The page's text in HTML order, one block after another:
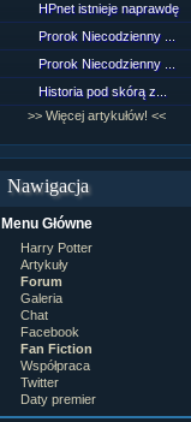
HPnet istnieje naprawdę
Prorok Niecodzienny ...
Prorok Niecodzienny ...
Historia pod skórą z...
>> Więcej artykułów! <<
Nawigacja
Menu Główne
Harry Potter
Artykuły
Forum
Galeria
Chat
Facebook
Fan Fiction
Współpraca
Twitter
Daty premier